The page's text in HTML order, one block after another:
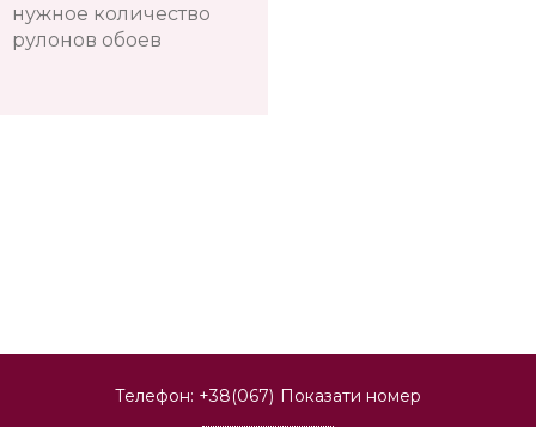
нужное количество
рулонов обоев
Телефон: +38(067) Показати номер